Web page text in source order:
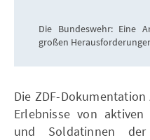
Die Bundeswehr: Eine
großen
Die ZDF-
Erlebnisse von
und Soldatinnen